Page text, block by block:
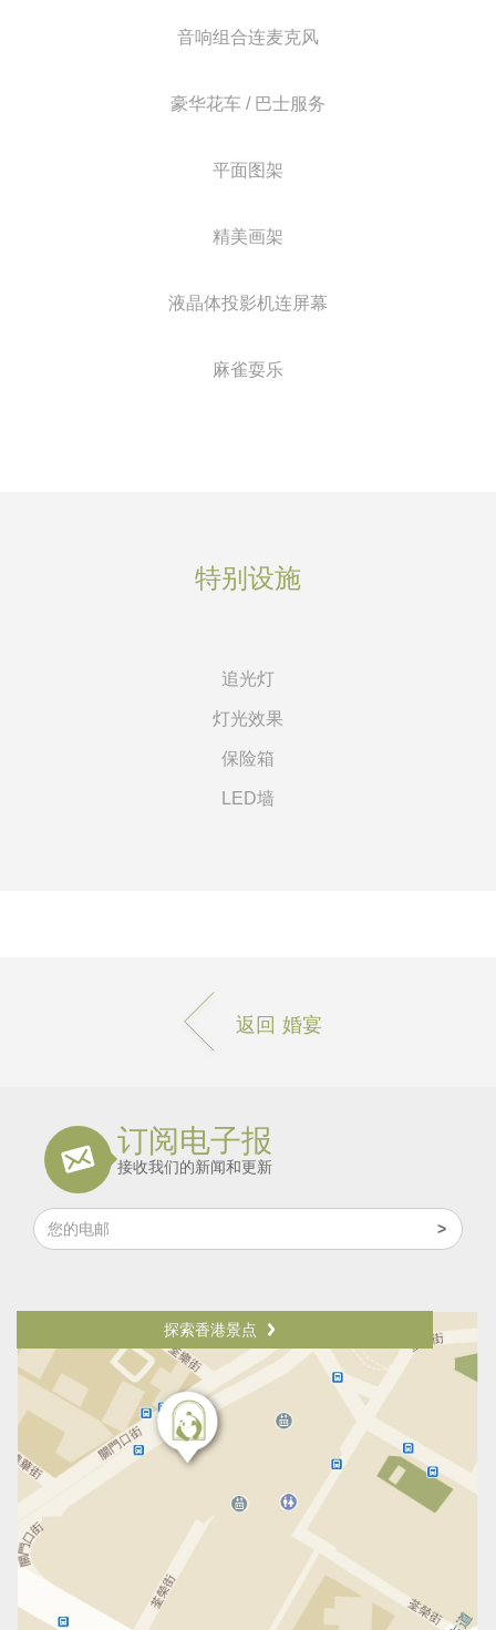
音响组合连麦克风
豪华花车 / 巴士服务
平面图架
精美画架
液晶体投影机连屏幕
麻雀耍乐
特别设施
追光灯
灯光效果
保险箱
LED墙
返回 婚宴
订阅电子报
接收我们的新闻和更新
探索香港景点